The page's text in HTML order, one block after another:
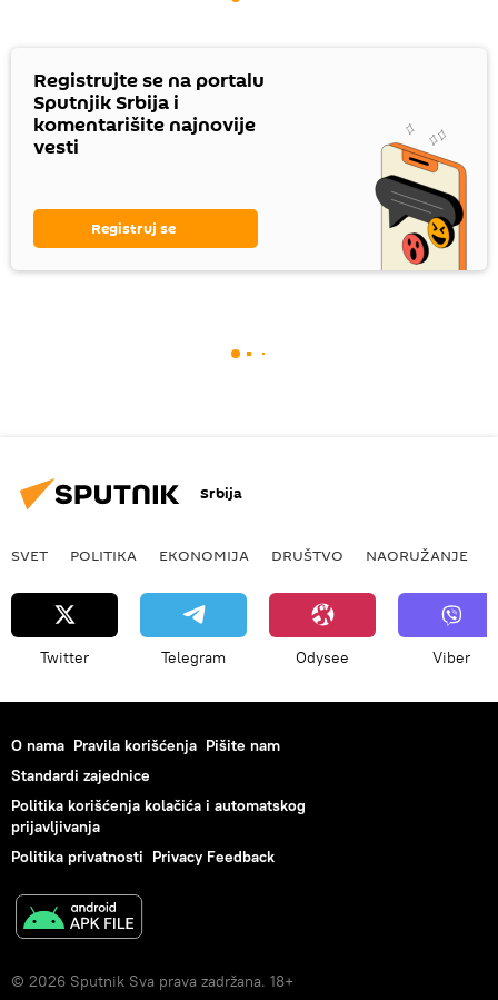
Registrujte se na portalu
Sputnjik Srbija i
komentarišite najnovije
vesti
Registruj se
Srbija
SVET POLITIKA EKONOMIJA DRUŠTVO NAORUŽANJE
Twitter Telegram Odysee Viber
O nama Pravila korišćenja Pišite nam
Standardi zajednice
Politika korišćenja kolačića i automatskog
prijavljivanja
Politika privatnosti Privacy Feedback
© 2026 Sputnik Sva prava zadržana. 18+